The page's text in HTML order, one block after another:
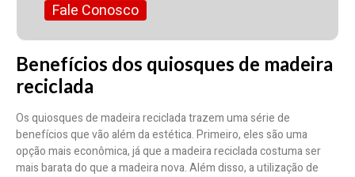
Fale Conosco
Benefícios dos quiosques de madeira
reciclada
Os quiosques de madeira reciclada trazem uma série de
benefícios que vão além da estética. Primeiro, eles são uma
opção mais econômica, já que a madeira reciclada costuma ser
mais barata do que a madeira nova. Além disso, a utilização de